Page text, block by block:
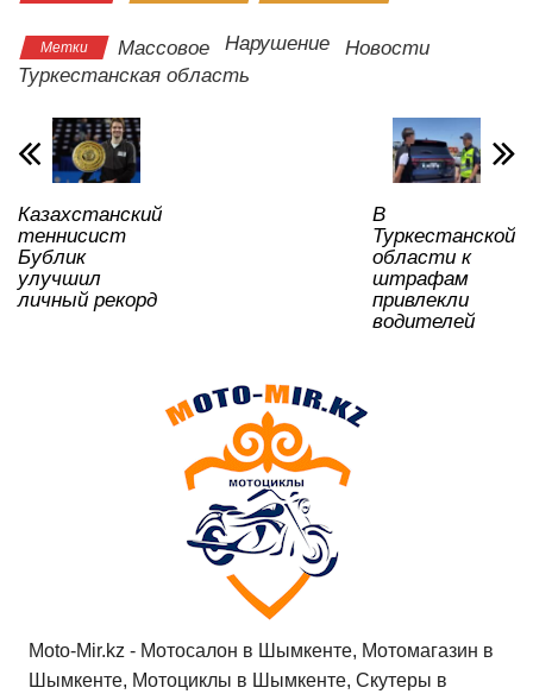
s
A
p
p
e
b
o
o
k
er
o
gr u
и
ть
Метки Массовое Нарушение
Новости
Туркестанская область
Казахстанский
теннисист
Бублик
улучшил
личный рекорд
В
Туркестанской
области к
штрафам
привлекли
водителей
Moto-Mir.kz - Мотосалон в Шымкенте, Мотомагазин в
Шымкенте, Мотоциклы в Шымкенте, Скутеры в